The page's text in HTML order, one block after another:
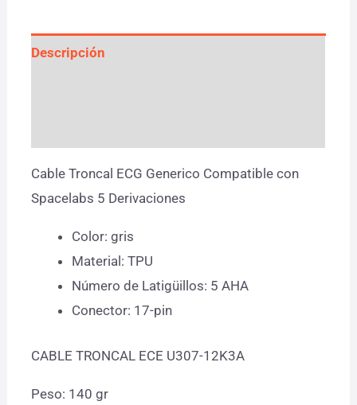
Descripción
Cable Troncal ECG Generico Compatible con
Spacelabs 5 Derivaciones
Color: gris
Material: TPU
Número de Latigüillos: 5 AHA
Conector: 17-pin
CABLE TRONCAL ECE U307-12K3A
Peso: 140 gr